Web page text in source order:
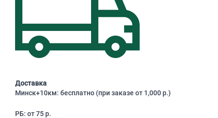
Доставка
Минск+10км: бесплатно (при заказе от 1,000 р.)
РБ: от 75 р.